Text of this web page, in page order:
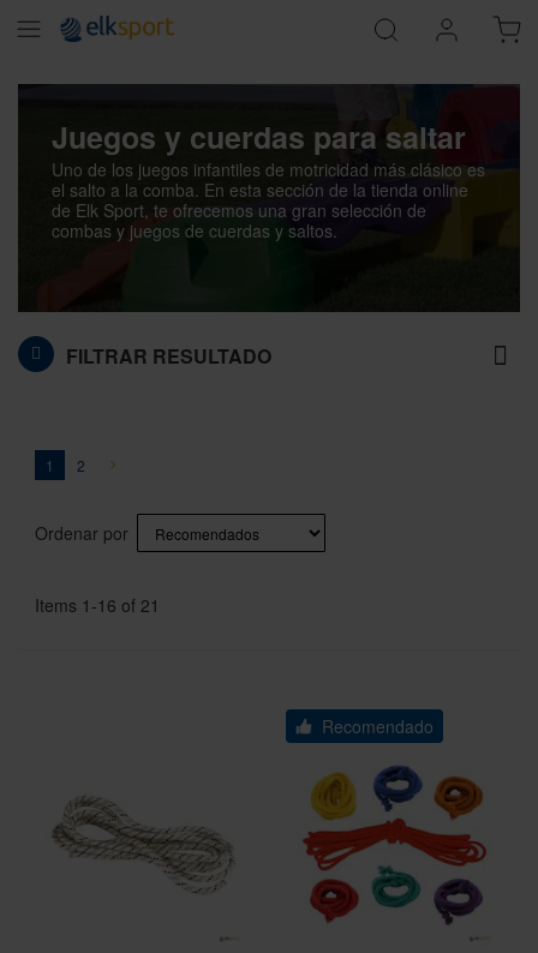
Juegos y cuerdas para saltar
Uno de los juegos infantiles de motricidad más clásico es
el salto a la comba. En esta sección de la tienda online
de Elk Sport, te ofrecemos una gran selección de
combas y juegos de cuerdas y saltos.
FILTRAR RESULTADO
Items 1 -16 of 21
Página
You're currently reading page
1 Página
2
Ordenar por
Recomendado